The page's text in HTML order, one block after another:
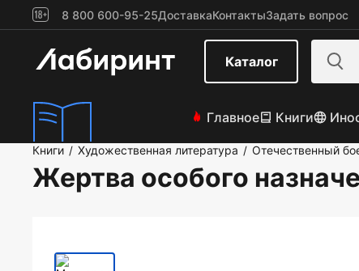
8 800 600-95-25ДоставкаКонтактыЗадать вопрос
Каталог
Главное Книги
Книги / Художественная литература / Отечественный
Жертва особого